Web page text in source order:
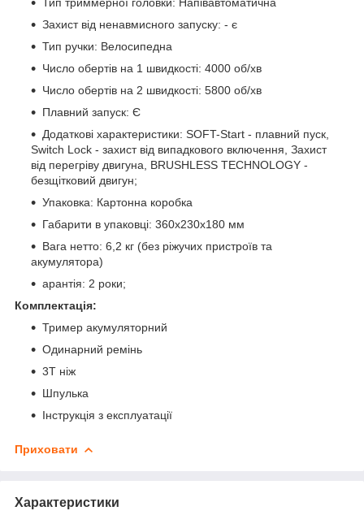
Захист від ненавмисного запуску: - є
Тип ручки: Велосипедна
Число обертів на 1 швидкості: 4000 об/хв
Число обертів на 2 швидкості: 5800 об/хв
Плавний запуск: Є
Додаткові характеристики: SOFT-Start - плавний пуск,
Switch Lock - захист від випадкового включення, Захист
від перегріву двигуна, BRUSHLESS TECHNOLOGY -
безщітковий двигун;
Упаковка: Картонна коробка
Габарити в упаковці: 360x230x180 мм
Вага нетто: 6,2 кг (без ріжучих пристроїв та
акумулятора)
арантія: 2 роки;
Комплектація:
Тример акумуляторний
Одинарний ремінь
3Т ніж
Шпулька
Інструкція з експлуатації
Приховати
Характеристики